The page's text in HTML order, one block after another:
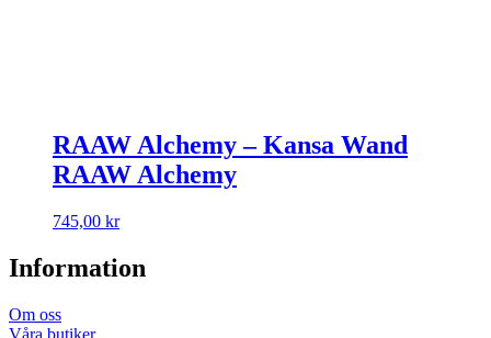
RAAW Alchemy – Kansa Wand
RAAW Alchemy
745,00 kr
Information
Om oss
Våra butiker